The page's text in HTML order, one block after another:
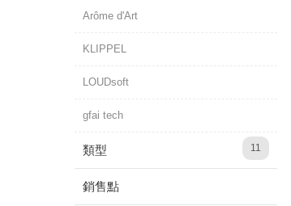
Arôme d'Art
KLIPPEL
LOUDsoft
gfai tech
類型 11
銷售點